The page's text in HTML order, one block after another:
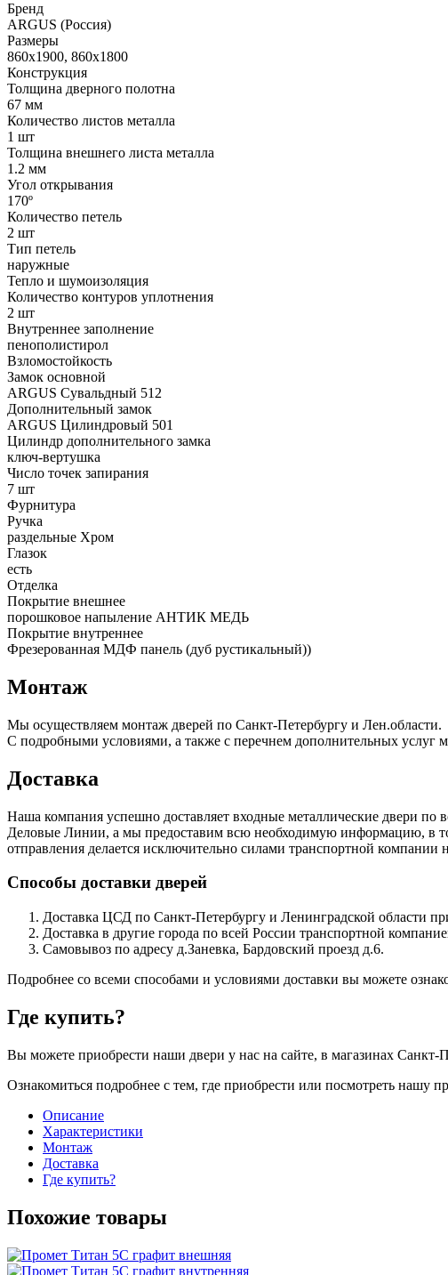
Бренд
ARGUS (Россия)
Размеры
860x1900, 860x1800
Конструкция
Толщина дверного полотна
67 мм
Количество листов металла
1 шт
Толщина внешнего листа металла
1.2 мм
Угол открывания
170º
Количество петель
2 шт
Тип петель
наружные
Тепло и шумоизоляция
Количество контуров уплотнения
2 шт
Внутреннее заполнение
пенополистирол
Взломостойкость
Замок основной
ARGUS Сувальдный 512
Дополнительный замок
ARGUS Цилиндровый 501
Цилиндр дополнительного замка
ключ-вертушка
Число точек запирания
7 шт
Фурнитура
Ручка
раздельные Xром
Глазок
есть
Отделка
Покрытие внешнее
порошковое напыление АНТИК МЕДЬ
Покрытие внутреннее
Фрезерованная МДФ панель (дуб рустикальный))
Монтаж
Мы осуществляем монтаж дверей по Санкт-Петербургу и Лен.области.
С подробными условиями, а также с перечнем дополнительных услуг
Доставка
Наша компания успешно доставляет входные металлические двери
Деловые Линии, а мы предоставим всю необходимую информацию, в
отправления делается исключительно силами транспортной компании
Способы доставки дверей
Доставка ЦСД по Санкт-Петербургу и Ленинградской области
Доставка в другие города по всей России транспортной
Самовывоз по адресу д.Заневка, Бардовский проезд д.6.
Подробнее со всеми способами и условиями доставки вы можете
Где купить?
Вы можете приобрести наши двери у нас на сайте, в магазинах Санкт-
Ознакомиться подробнее с тем, где приобрести или посмотреть нашу
Описание
Характеристики
Монтаж
Доставка
Где купить?
Похожие товары